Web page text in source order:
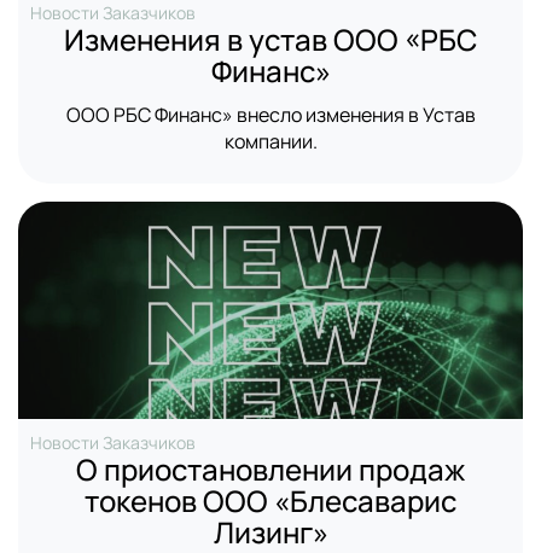
Новости Заказчиков
Изменения в устав ООО «РБС
Финанс»
ООО РБС Финанс» внесло изменения в Устав
компании.
Новости Заказчиков
О приостановлении продаж
токенов ООО «Блесаварис
Лизинг»
Email
Согласие на обработку персональных данных